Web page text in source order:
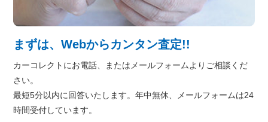
まずは、Webからカンタン査定!!
カーコレクトにお電話、またはメールフォームよりご相談くだ
さい。
最短5分以内に回答いたします。年中無休、メールフォームは24
時間受付しています。